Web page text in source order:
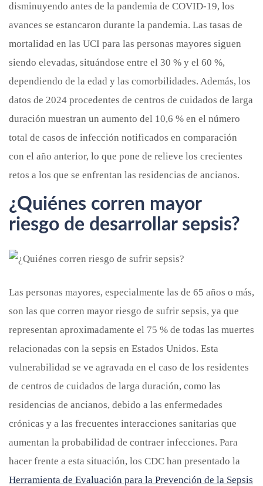
disminuyendo antes de la pandemia de COVID-19, los
avances se estancaron durante la pandemia. Las tasas de
mortalidad en las UCI para las personas mayores siguen
siendo elevadas, situándose entre el 30 % y el 60 %,
dependiendo de la edad y las comorbilidades. Además, los
datos de 2024 procedentes de centros de cuidados de larga
duración muestran un aumento del 10,6 % en el número
total de casos de infección notificados en comparación
con el año anterior, lo que pone de relieve los crecientes
retos a los que se enfrentan las residencias de ancianos.
¿Quiénes corren mayor
riesgo de desarrollar sepsis?
Las personas mayores, especialmente las de 65 años o más,
son las que corren mayor riesgo de sufrir sepsis, ya que
representan aproximadamente el 75 % de todas las muertes
relacionadas con la sepsis en Estados Unidos. Esta
vulnerabilidad se ve agravada en el caso de los residentes
de centros de cuidados de larga duración, como las
residencias de ancianos, debido a las enfermedades
crónicas y a las frecuentes interacciones sanitarias que
aumentan la probabilidad de contraer infecciones. Para
hacer frente a esta situación, los CDC han presentado la
Herramienta de Evaluación para la Prevención de la Sepsis